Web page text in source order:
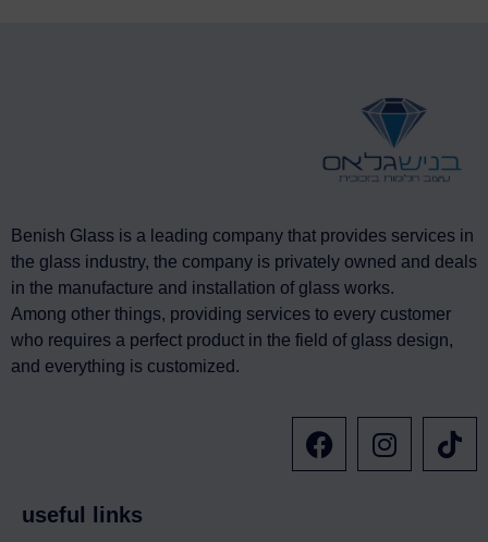
Benish Glass is a leading company that provides services in
the glass industry, the company is privately owned and deals
in the manufacture and installation of glass works.
Among other things, providing services to every customer
who requires a perfect product in the field of glass design,
and everything is customized.
useful links